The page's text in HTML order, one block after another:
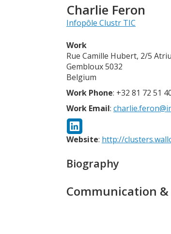
Charlie Feron
Infopôle Clustr TIC
Work
Rue Camille Hubert, 2/5
Gembloux5032
Belgium
Work Phone: +32 81 72 51
Work Email:
Website: http://
Biography
Communication